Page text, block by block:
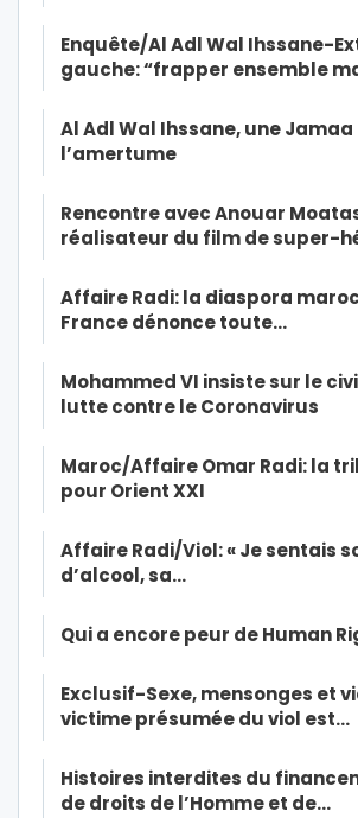
Enquête/Al Adl Wal Ihssane-
gauche: “frapper ensemble
Al Adl Wal Ihssane, une Jamaa
l’amertume
Rencontre avec Anouar
réalisateur du film de super-
Affaire Radi: la diaspora
France dénonce toute…
Mohammed VI insiste sur le
lutte contre le Coronavirus
Maroc/Affaire Omar Radi: la
pour Orient XXI
Affaire Radi/Viol: « Je sentais
d’alcool, sa…
Qui a encore peur de Human
Exclusif-Sexe, mensonges et
victime présumée du viol est…
Histoires interdites du
de droits de l’Homme et de…